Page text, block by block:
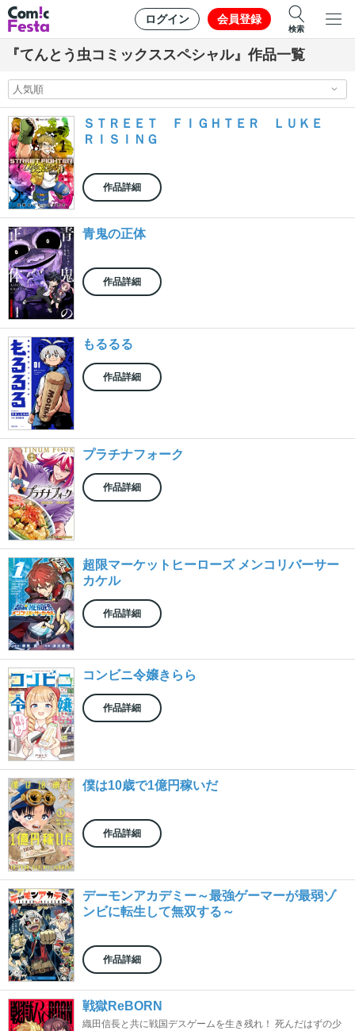
ログイン 会員登録
検索
『てんとう虫コミックススペシャル』作品一覧
ＳＴＲＥＥＴ ＦＩＧＨＴＥＲ ＬＵＫＥ
ＲＩＳＩＮＧ
作品詳細
青鬼の正体
作品詳細
もるるる
作品詳細
プラチナフォーク
作品詳細
超限マーケットヒーローズ メンコリバーサー
カケル
作品詳細
コンビニ令嬢きらら
作品詳細
僕は10歳で1億円稼いだ
作品詳細
デーモンアカデミー～最強ゲーマーが最弱ゾ
ンビに転生して無双する～
作品詳細
戦獄ReBORN
織田信長と共に戦国デスゲームを生き残れ！ 死んだはずの少